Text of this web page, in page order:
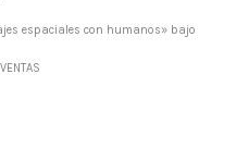
espaciales con humanos» bajo